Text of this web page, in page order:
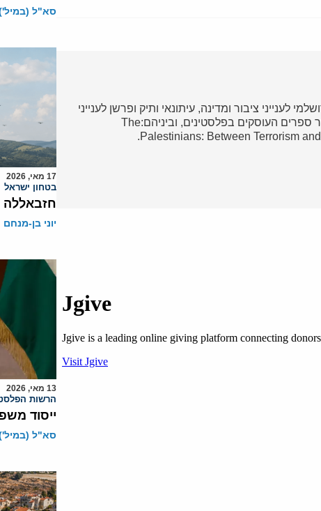
לענייני ציבור ומדינה, עיתונאי ותיק ופרשן לענייני
ערבים והמזרח התיכון. מחברם של מספר ספרים העוסקים בפלסטינים, וביניהם:The
Palestinians: Between Terrorism
סא"ל
17 מאי, 2026
בטחון ישראל
יוני בן-מנחם
13 מאי, 2026
הרשות
ייסוד
סא"ל